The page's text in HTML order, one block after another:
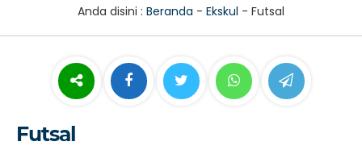
Anda disini : Beranda - Ekskul - Futsal
Futsal